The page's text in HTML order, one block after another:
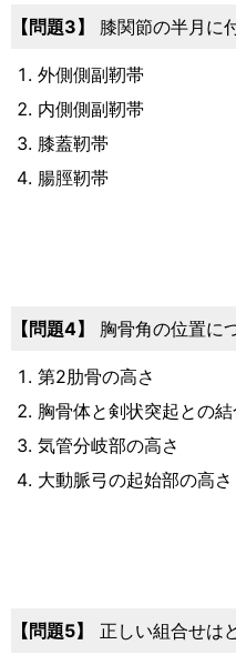
3 膝関節の半月に
外側側副靭帯
内側側副靭帯
膝蓋靭帯
腸脛靭帯
4 胸骨角の位置に
第2肋骨の高さ
胸骨体と剣状突起との結
気管分岐部の高さ
大動脈弓の起始部の高さ
5 正しい組合せは